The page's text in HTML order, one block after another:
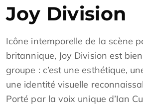
Joy Division
Icône intemporelle de la scène
britannique, Joy Division est
groupe : c’est une esthétique,
une identité visuelle
Porté par la voix unique d’Ian